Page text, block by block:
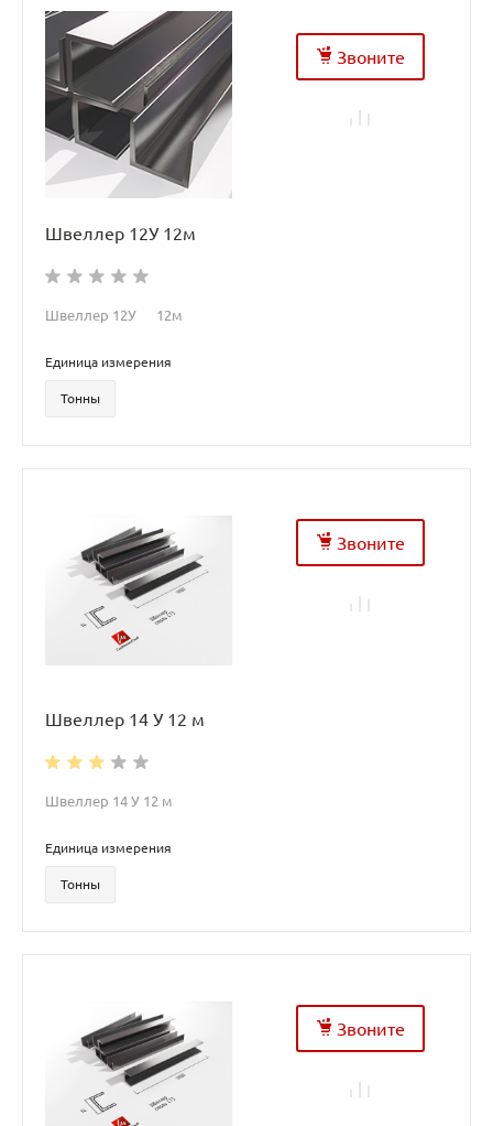
Звоните
Швеллер 12У 12м
Швеллер 12У 12м
Единица измерения
Тонны
Звоните
Швеллер 14 У 12 м
Швеллер 14 У 12 м
Единица измерения
Тонны
Звоните